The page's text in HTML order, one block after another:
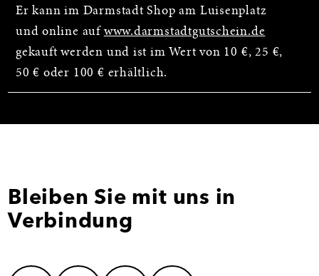
Er kann im Darmstadt Shop am Luisenplatz
und online auf www.darmstadtgutschein.de
gekauft werden und ist im Wert von 10 €, 25 €,
50 € oder 100 € erhältlich.
Bleiben Sie mit uns in
Verbindung